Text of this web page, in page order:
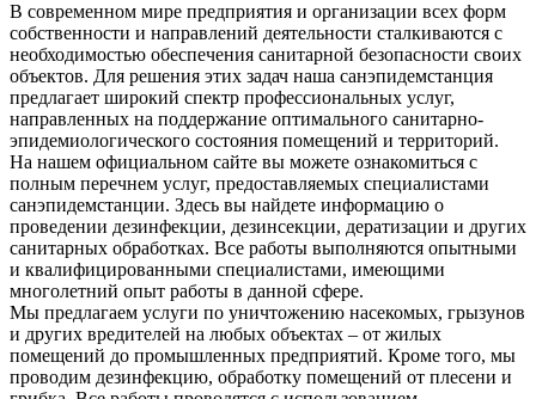
В современном мире предприятия и организации всех форм
собственности и направлений деятельности сталкиваются с
необходимостью обеспечения санитарной безопасности своих
объектов. Для решения этих задач наша санэпидемстанция
предлагает широкий спектр профессиональных услуг,
направленных на поддержание оптимального санитарно-
эпидемиологического состояния помещений и территорий.
На нашем официальном сайте вы можете ознакомиться с
полным перечнем услуг, предоставляемых специалистами
санэпидемстанции. Здесь вы найдете информацию о
проведении дезинфекции, дезинсекции, дератизации и других
санитарных обработках. Все работы выполняются опытными
и квалифицированными специалистами, имеющими
многолетний опыт работы в данной сфере.
Мы предлагаем услуги по уничтожению насекомых, грызунов
и других вредителей на любых объектах – от жилых
помещений до промышленных предприятий. Кроме того, мы
проводим дезинфекцию, обработку помещений от плесени и